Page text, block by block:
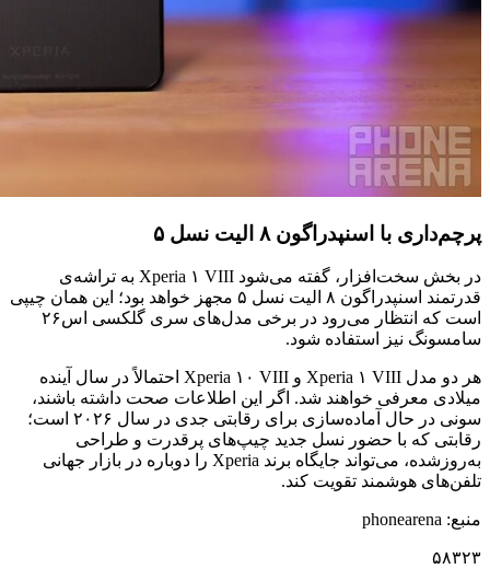
پرچم‌داری با اسنپدراگون ۸ الیت نسل ۵
در بخش سخت‌افزار، گفته می‌شود Xperia ۱ VIII به تراشه‌ی
قدرتمند اسنپدراگون ۸ الیت نسل ۵ مجهز خواهد بود؛ این همان چیپی
است که انتظار می‌رود در برخی مدل‌های سری گلکسی اس۲۶
سامسونگ نیز استفاده شود.
هر دو مدل Xperia ۱ VIII و Xperia ۱۰ VIII احتمالاً در سال آینده
میلادی معرفی خواهند شد. اگر این اطلاعات صحت داشته باشند،
سونی در حال آماده‌سازی برای رقابتی جدی در سال ۲۰۲۶ است؛
رقابتی که با حضور نسل جدید چیپ‌های پرقدرت و طراحی
به‌روزشده، می‌تواند جایگاه برند Xperia را دوباره در بازار جهانی
تلفن‌های هوشمند تقویت کند.
منبع: phonearena
۵۸۳۲۳